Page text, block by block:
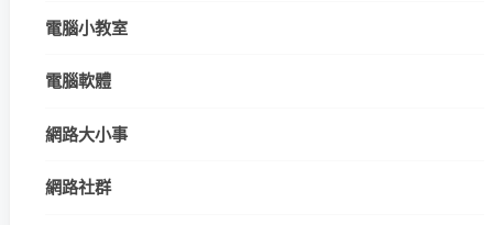
電腦小教室
電腦軟體
網路大小事
網路社群